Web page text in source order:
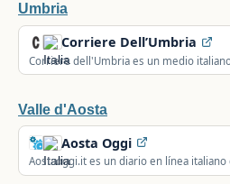
Umbria
Corriere Dell’Umbria
Corriere dell'Umbria es un medio
política, deporte y actualidad de Umbría.
Valle d'Aosta
Aosta Oggi
Aostaoggi.it es un diario en línea italiano
Aosta.